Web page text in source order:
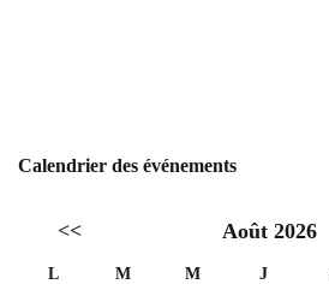
Calendrier des événements
<< Août 2026
L M M J